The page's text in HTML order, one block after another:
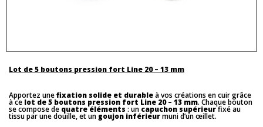
Lot de 5 boutons pression fort Line 20 – 13 mm
Apportez unefixation solide et durableà vos créations en cuir grâce
à ce lot de 5 boutons pression fort Line 20 – 13 mm. Chaque bouton
se compose de quatre éléments : un capuchon supérieurfixé au
tissu par une douille, et un goujon inférieurmuni d’un œillet.